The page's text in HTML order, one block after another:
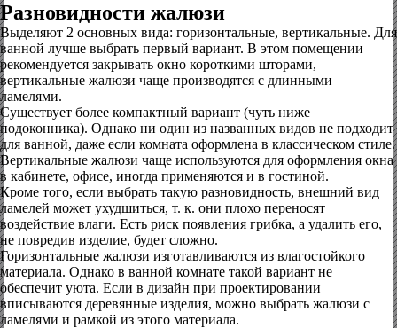
Разновидности жалюзи
Выделяют 2 основных вида: горизонтальные, вертикальные. Для
ванной лучше выбрать первый вариант. В этом помещении
рекомендуется закрывать окно короткими шторами,
вертикальные жалюзи чаще производятся с длинными
ламелями.
Существует более компактный вариант (чуть ниже
подоконника). Однако ни один из названных видов не подходит
для ванной, даже если комната оформлена в классическом стиле.
Вертикальные жалюзи чаще используются для оформления окна
в кабинете, офисе, иногда применяются и в гостиной.
Кроме того, если выбрать такую разновидность, внешний вид
ламелей может ухудшиться, т. к. они плохо переносят
воздействие влаги. Есть риск появления грибка, а удалить его,
не повредив изделие, будет сложно.
Горизонтальные жалюзи изготавливаются из влагостойкого
материала. Однако в ванной комнате такой вариант не
обеспечит уюта. Если в дизайн при проектировании
вписываются деревянные изделия, можно выбрать жалюзи с
ламелями и рамкой из этого материала.